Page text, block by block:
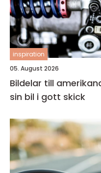
inspiration
05. August 2026
Bildelar till
sin bil i gott skick